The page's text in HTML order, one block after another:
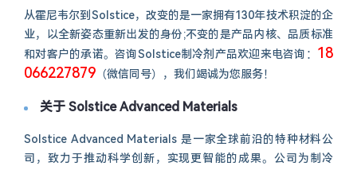
从霍尼韦尔到Solstice，改变的是一家拥有130年技术积淀的企
业，以全新姿态重新出发的身份;不变的是产品内核、品质标准
和对客户的承诺。咨询Solstice制冷剂产品欢迎来电咨询： 18
066227879 （微信同号），我们竭诚为您服务！
关于 Solstice Advanced Materials
Solstice Advanced Materials 是一家全球前沿的特种材料公
司，致力于推动科学创新，实现更智能的成果。公司为制冷